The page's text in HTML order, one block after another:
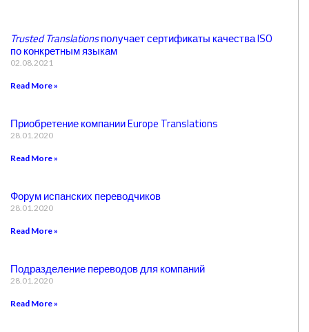
Trusted Translationsполучает сертификаты качества ISO
по конкретным языкам
02.08.2021
Read More »
Приобретение компании Europe Translations
28.01.2020
Read More »
Форум испанских переводчиков
28.01.2020
Read More »
Подразделение переводов для компаний
28.01.2020
Read More »